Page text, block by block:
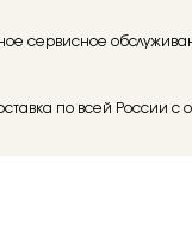
сервисное
по всей России с